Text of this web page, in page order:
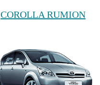
COROLLA RUMION